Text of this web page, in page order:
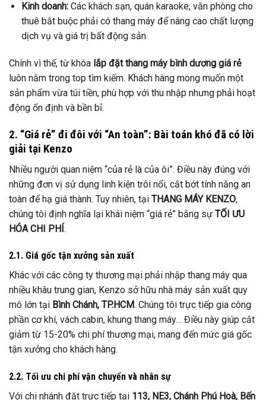
Kinh doanh:Các khách sạn, quán karaoke, văn phòng cho
thuê bắt buộc phải có thang máy để nâng cao chất lượng
dịch vụ và giá trị bất động sản.
Chính vì thế, từ khóa lắp đặt thang máy bình dương giá rẻ
luôn nằm trong top tìm kiếm. Khách hàng mong muốn một
sản phẩm vừa túi tiền, phù hợp với thu nhập nhưng phải hoạt
động ổn định và bền bỉ.
2. “Giá rẻ” đi đôi với “An toàn”: Bài toán khó đã có lời
giải tại Kenzo
Nhiều người quan niệm “của rẻ là của ôi”. Điều này đúng với
những đơn vị sử dụng linh kiện trôi nổi, cắt bớt tính năng an
toàn để hạ giá thành. Tuy nhiên, tại THANG MÁY KENZO,
chúng tôi định nghĩa lại khái niệm “giá rẻ” bằng sự TỐI ƯU
HÓA CHI PHÍ.
2.1. Giá gốc tận xưởng sản xuất
Khác với các công ty thương mại phải nhập thang máy qua
nhiều khâu trung gian, Kenzo sở hữu nhà máy sản xuất quy
mô lớn tại Bình Chánh, TP.HCM. Chúng tôi trực tiếp gia công
phần cơ khí, vách cabin, khung thang máy… Điều này giúp cắt
giảm từ 15-20% chi phí thương mại, mang đến mức giá gốc
tận xưởng cho khách hàng.
2.2. Tối ưu chi phí vận chuyển và nhân sự
Với chi nhánh đặt trực tiếp tại 113, NE3, Chánh Phú Hoà, Bến